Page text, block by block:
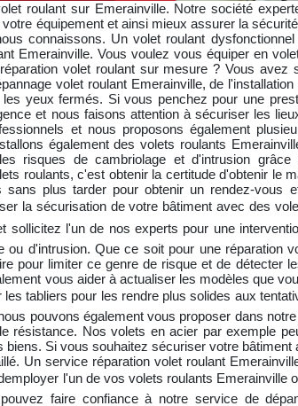
roulant sur Emerainville. Notre société
équipement et ainsi mieux assurer la
connaissons. Un volet roulant
Emerainville. Vous voulez vous équiper en
volet roulant sur mesure ? Vous avez
volet roulant Emerainville, de
yeux fermés. Si vous penchez pour une
et nous faisons attention à sécuriser les
et nous proposons également
également des volets roulants
risques de cambriolage et d'intrusion
roulants, c'est obtenir la certitude d'obtenir le
plus tarder pour obtenir un rendez-vous
la sécurisation de votre bâtiment avec des
l'un de nos experts pour une
d'intrusion. Que ce soit pour une réparation
pour limiter ce genre de risque et de détecter
vous aider à actualiser les modèles que
tabliers pour les rendre plus solides aux
pouvons également vous proposer dans
résistance. Nos volets en acier par exemple
Si vous souhaitez sécuriser votre
Un service réparation volet roulant
l'un de vos volets roulants Emerainville
faire confiance à notre service de